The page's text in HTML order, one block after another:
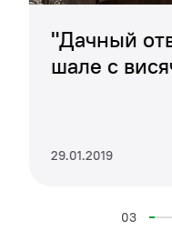
80 и 100 см.
"Дачный
шале с
29.01.2019
03